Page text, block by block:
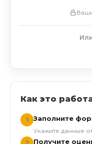
Как это
1 Заполните
Укажите данные
Получите